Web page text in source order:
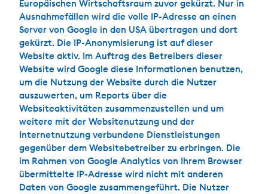
Europäischen Wirtschaftsraum zuvor gekürzt. Nur in
Ausnahmefällen wird die volle IP-Adresse an einen
Server von Google in den USA übertragen und dort
gekürzt. Die IP-Anonymisierung ist auf dieser
Website aktiv. Im Auftrag des Betreibers dieser
Website wird Google diese Informationen benutzen,
um die Nutzung der Website durch die Nutzer
auszuwerten, um Reports über die
Websiteaktivitäten zusammenzustellen und um
weitere mit der Websitenutzung und der
Internetnutzung verbundene Dienstleistungen
gegenüber dem Websitebetreiber zu erbringen. Die
im Rahmen von Google Analytics von Ihrem Browser
übermittelte IP-Adresse wird nicht mit anderen
Daten von Google zusammengeführt. Die Nutzer